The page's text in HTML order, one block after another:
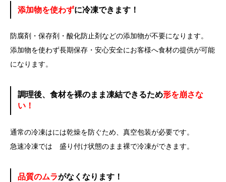
添加物を使わずに冷凍できます！
防腐剤・保存剤・酸化防止剤などの添加物が不要になります。
添加物を使わず長期保存・安心安全にお客様へ食材の提供が可能
になります。
調理後、食材を裸のまま凍結できるため形を崩さな
い！
通常の冷凍はには乾燥を防ぐため、真空包装が必要です。
急速冷凍では 盛り付け状態のまま裸で冷凍ができます。
品質のムラがなくなります！